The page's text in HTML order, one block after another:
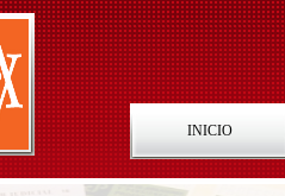
INICIO